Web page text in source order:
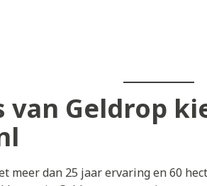
Geldrop
meer dan 25 jaar ervaring en 60